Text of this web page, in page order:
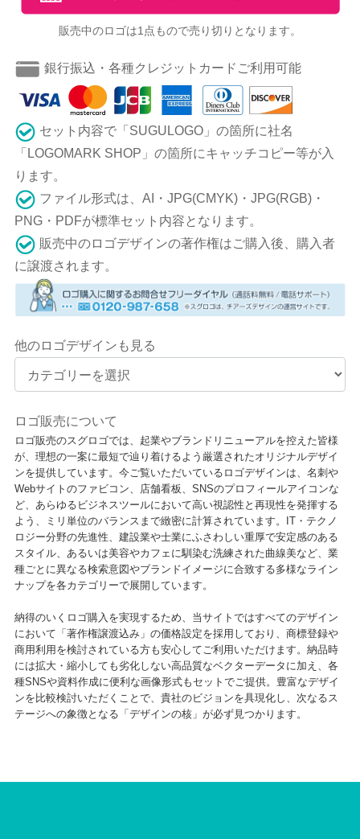
販売中のロゴは1点もので売り切りとなります。
銀行振込・各種クレジットカードご利用可能
セット内容で「SUGULOGO」の箇所に社名
「LOGOMARK SHOP」の箇所にキャッチコピー等が入
ります。
ファイル形式は、AI・JPG(CMYK)・JPG(RGB)・
PNG・PDFが標準セット内容となります。
販売中のロゴデザインの著作権はご購入後、購入者
に譲渡されます。
他のロゴデザインも見る
ロゴ販売について
ロゴ販売のスグロゴでは、起業やブランドリニューアルを控えた皆様
が、理想の一案に最短で辿り着けるよう厳選されたオリジナルデザイ
ンを提供しています。今ご覧いただいているロゴデザインは、名刺や
Webサイトのファビコン、店舗看板、SNSのプロフィールアイコンな
ど、あらゆるビジネスツールにおいて高い視認性と再現性を発揮する
よう、ミリ単位のバランスまで緻密に計算されています。IT・テクノ
ロジー分野の先進性、建設業や士業にふさわしい重厚で安定感のある
スタイル、あるいは美容やカフェに馴染む洗練された曲線美など、業
種ごとに異なる検索意図やブランドイメージに合致する多様なライン
ナップを各カテゴリーで展開しています。
納得のいくロゴ購入を実現するため、当サイトではすべてのデザイン
において「著作権譲渡込み」の価格設定を採用しており、商標登録や
商用利用を検討されている方も安心してご利用いただけます。納品時
には拡大・縮小しても劣化しない高品質なベクターデータに加え、各
種SNSや資料作成に便利な画像形式もセットでご提供。豊富なデザイ
ンを比較検討いただくことで、貴社のビジョンを具現化し、次なるス
テージへの象徴となる「デザインの核」が必ず見つかります。